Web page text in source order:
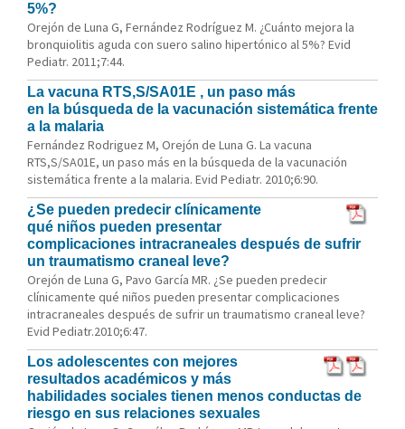
5%?
Orejón de Luna G, Fernández Rodríguez M. ¿Cuánto mejora la
bronquiolitis aguda con suero salino hipertónico al 5%? Evid
Pediatr. 2011;7:44.
La vacuna RTS,S/SA01E , un paso más
en la búsqueda de la vacunación sistemática frente
a la malaria
Fernández Rodriguez M, Orejón de Luna G. La vacuna
RTS,S/SA01E, un paso más en la búsqueda de la vacunación
sistemática frente a la malaria. Evid Pediatr. 2010;6:90.
¿Se pueden predecir clínicamente
qué niños pueden presentar
complicaciones intracraneales después de sufrir
un traumatismo craneal leve?
Orejón de Luna G, Pavo García MR. ¿Se pueden predecir
clínicamente qué niños pueden presentar complicaciones
intracraneales después de sufrir un traumatismo craneal leve?
Evid Pediatr.2010;6:47.
Los adolescentes con mejores
resultados académicos y más
habilidades sociales tienen menos conductas de
riesgo en sus relaciones sexuales